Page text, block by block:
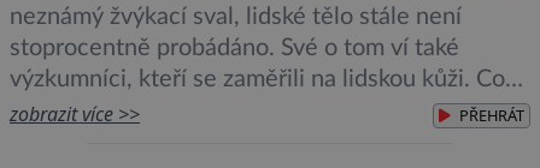
neznámý žvýkací sval, lidské tělo stále není
stoprocentně probádáno. Své o tom ví také
výzkumníci, kteří se zaměřili na lidskou kůži. Co
objevili? Několik evropských institucí se spojilo,
zobrazit více >> PŘEHRÁT